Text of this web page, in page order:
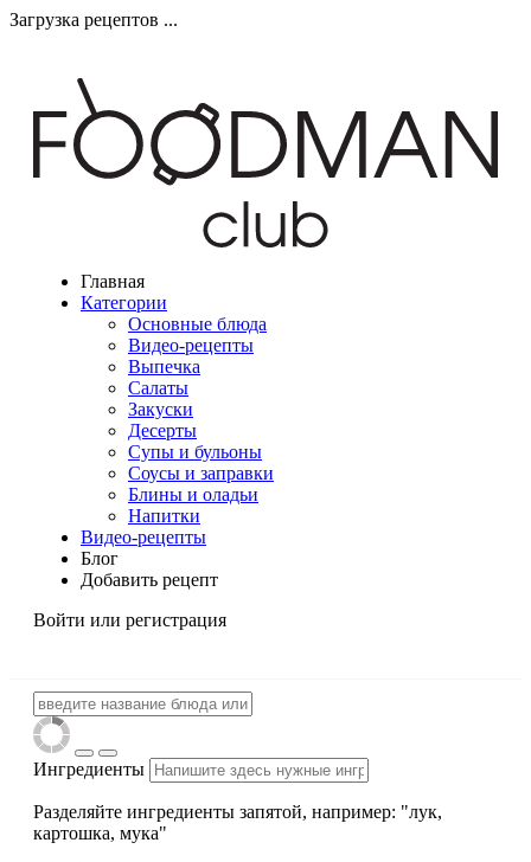
Загрузка рецептов ...
Главная
Категории
Основные блюда
Видео-рецепты
Выпечка
Салаты
Закуски
Десерты
Супы и бульоны
Соусы и заправки
Блины и оладьи
Напитки
Видео-рецепты
Блог
Добавить рецепт
Войти или регистрация
Ингредиенты
Разделяйте ингредиенты запятой, например: "лук,
картошка, мука"